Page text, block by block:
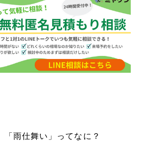
「雨仕舞い」ってなに？